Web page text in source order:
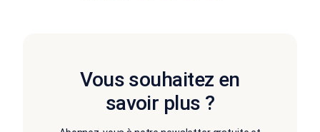
Vous souhaitez en
savoir plus ?